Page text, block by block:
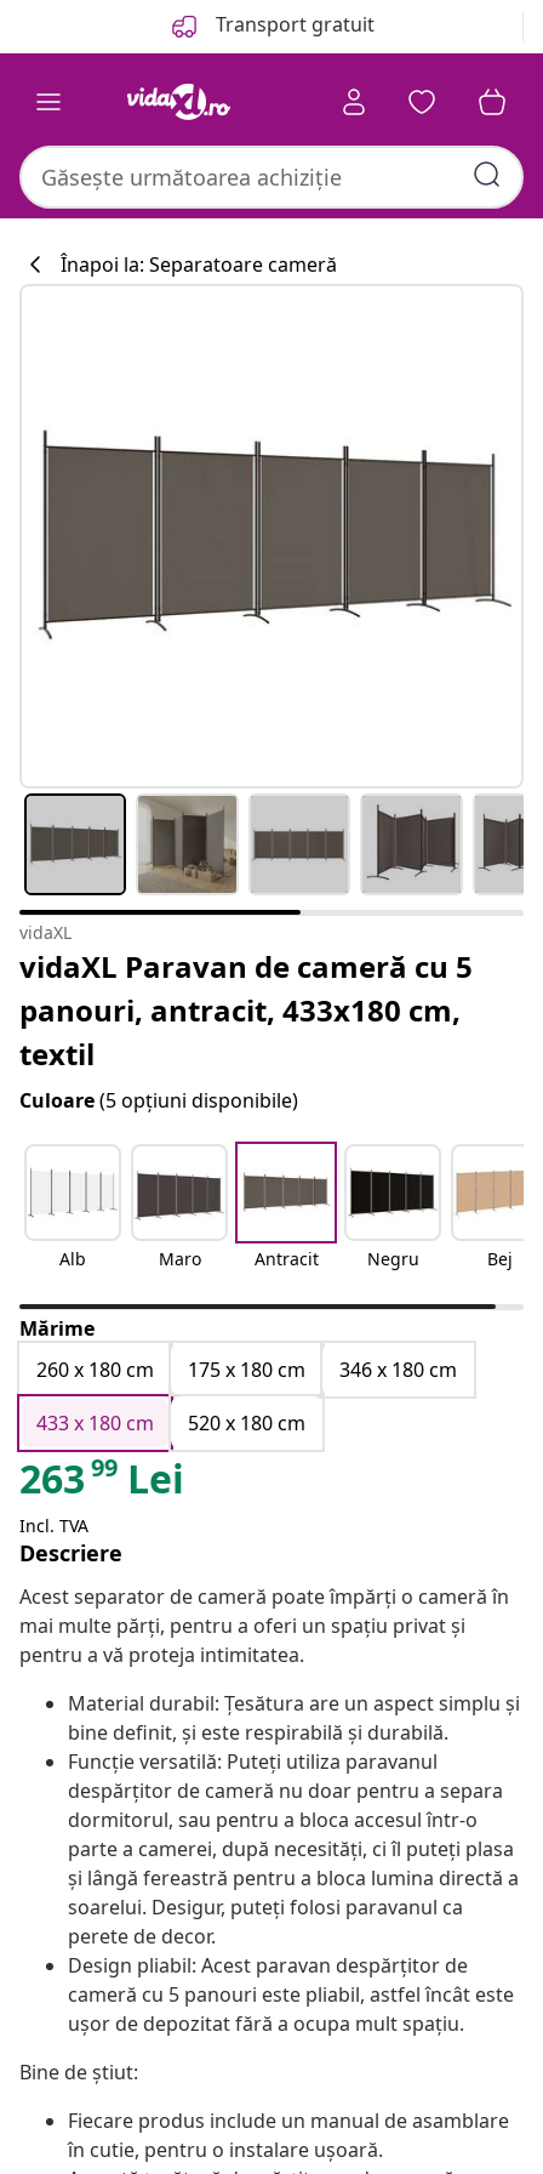
Transport gratuit
Înapoi la: Separatoare cameră
vidaXL
vidaXL Paravan de cameră cu 5
panouri, antracit, 433x180 cm,
textil
Culoare(5 opțiuni disponibile)
Alb Maro Antracit Negru Bej
Mărime
260 x 180 cm
175 x 180 cm
346 x 180 cm
433 x 180 cm
520 x 180 cm
263 99 Lei
Incl. TVA
Descriere
Acest separator de cameră poate împărți o cameră în
mai multe părți, pentru a oferi un spațiu privat și
pentru a vă proteja intimitatea.
Material durabil: Țesătura are un aspect simplu și
bine definit, și este respirabilă și durabilă.
Funcție versatilă: Puteți utiliza paravanul
despărțitor de cameră nu doar pentru a separa
dormitorul, sau pentru a bloca accesul într-o
parte a camerei, după necesități, ci îl puteți plasa
și lângă fereastră pentru a bloca lumina directă a
soarelui. Desigur, puteți folosi paravanul ca
perete de decor.
Design pliabil: Acest paravan despărțitor de
cameră cu 5 panouri este pliabil, astfel încât este
ușor de depozitat fără a ocupa mult spațiu.
Bine de știut:
Fiecare produs include un manual de asamblare
în cutie, pentru o instalare ușoară.